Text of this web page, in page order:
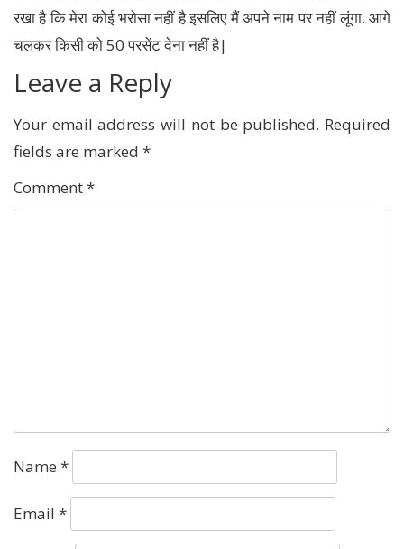
रखा है कि मेरा कोई भरोसा नहीं है इसलिए मैं अपने नाम पर नहीं लूंगा. आगे
चलकर किसी को 50 परसेंट देना नहीं है|
Leave a Reply
Your email address will not be published. Required
fields are marked *
Comment*
Name *
Email *